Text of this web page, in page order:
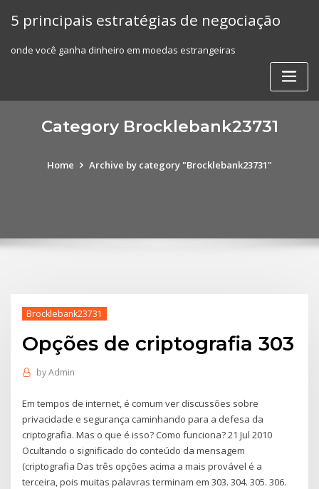
5 principais estratégias de negociação
onde você ganha dinheiro em moedas estrangeiras
Category Brocklebank23731
Home Archive by category "Brocklebank23731"
Brocklebank23731
Opções de criptografia 303
byAdmin
Em tempos de internet, é comum ver discussões sobre
privacidade e segurança caminhando para a defesa da
criptografia. Mas o que é isso? Como funciona? 21 Jul 2010
Ocultando o significado do conteúdo da mensagem
(criptografia Das três opções acima a mais provável é a
terceira, pois muitas palavras terminam em 303. 304. 305. 306.